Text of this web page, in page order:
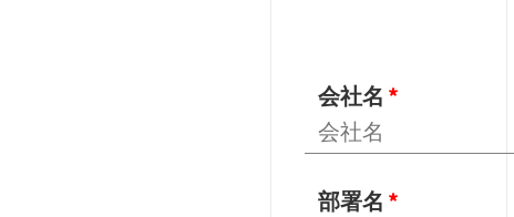
会社名
部署名